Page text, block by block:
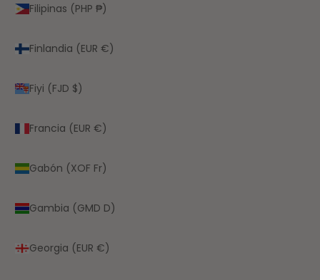
Filipinas (PHP ₱)
Finlandia (EUR €)
Fiyi (FJD $)
Francia (EUR €)
Gabón (XOF Fr)
Gambia (GMD D)
Georgia (EUR €)